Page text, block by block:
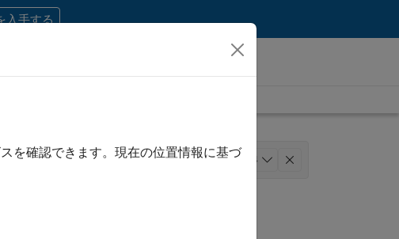
入手する
ーケティング コミュニケーション 4
を確認できます。現在の位置情報に基づ